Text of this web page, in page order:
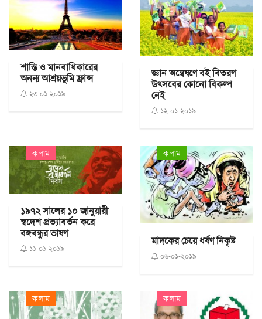
শান্তি ও মানবাধিকারের
অনন্য আশ্রয়ভূমি ফ্রান্স
২৩-০১-২০১৯
জ্ঞান অন্বেষণে বই বিতরণ
উৎসবের কোনো বিকল্প
নেই
১২-০১-২০১৯
কলাম
১৯৭২ সালের ১০ জানুয়ারী
স্বদেশ প্রত্যাবর্তন করে
বঙ্গবন্ধুর ভাষণ
১১-০১-২০১৯
কলাম
মাদকের চেয়ে ধর্ষণ নিকৃষ্ট
০৬-০১-২০১৯
কলাম কলাম